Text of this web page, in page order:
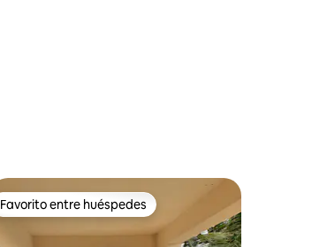
Favorito entre huéspedes
Favorito entre huéspedes